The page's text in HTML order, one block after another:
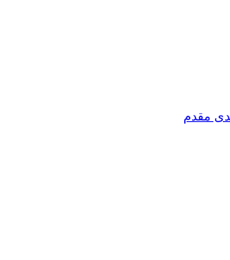
مقدم